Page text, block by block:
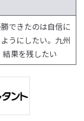
できたのは自信に
うにしたい。九州
果を残したい